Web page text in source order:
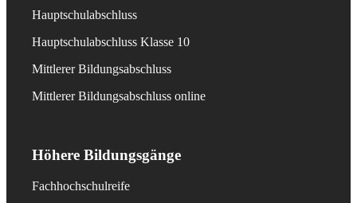
Hauptschulabschluss
Hauptschulabschluss Klasse 10
Mittlerer Bildungsabschluss
Mittlerer Bildungsabschluss online
Höhere Bildungsgänge
Fachhochschulreife